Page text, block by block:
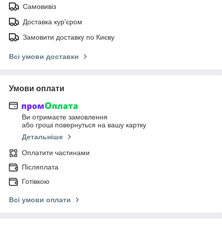
Самовивіз
Доставка кур'єром
Замовити доставку по Києву
Всі умови доставки
Умови оплати
Ви отримаєте замовлення
або гроші повернуться на вашу картку
Детальніше
Оплатити частинами
Післяплата
Готівкою
Всі умови оплати